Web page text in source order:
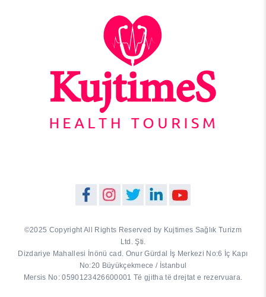
©2025 Copyright All Rights Reserved by Kujtimes Sağlık Turizm
Ltd. Şti.
Dizdariye Mahallesi İnönü cad. Onur Gürdal İş Merkezi No:6 İç Kapı
No:20 Büyükçekmece / İstanbul
Mersis No: 0590123426600001 Të gjitha të drejtat e rezervuara.